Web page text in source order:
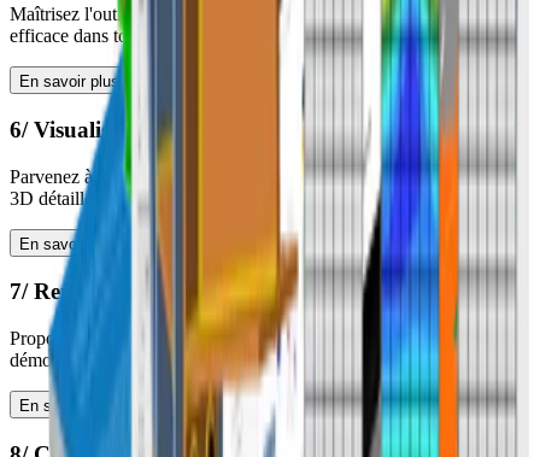
Maîtrisez l'outil rapidement et utilisez la conception d'assemblages
efficace dans tous vos projets
En savoir plus
6/ Visualisation
Parvenez à l'achat du projet plus facilement avec les visualisations
3D détaillées des assemblages
En savoir plus
7/ Rentabilité
Proposez des conceptions d'assemblages efficaces et clairement
démontrables à vos clients
En savoir plus